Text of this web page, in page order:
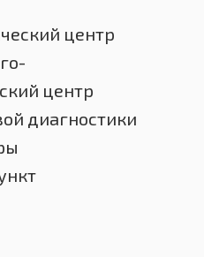
центр
центр
диагностики